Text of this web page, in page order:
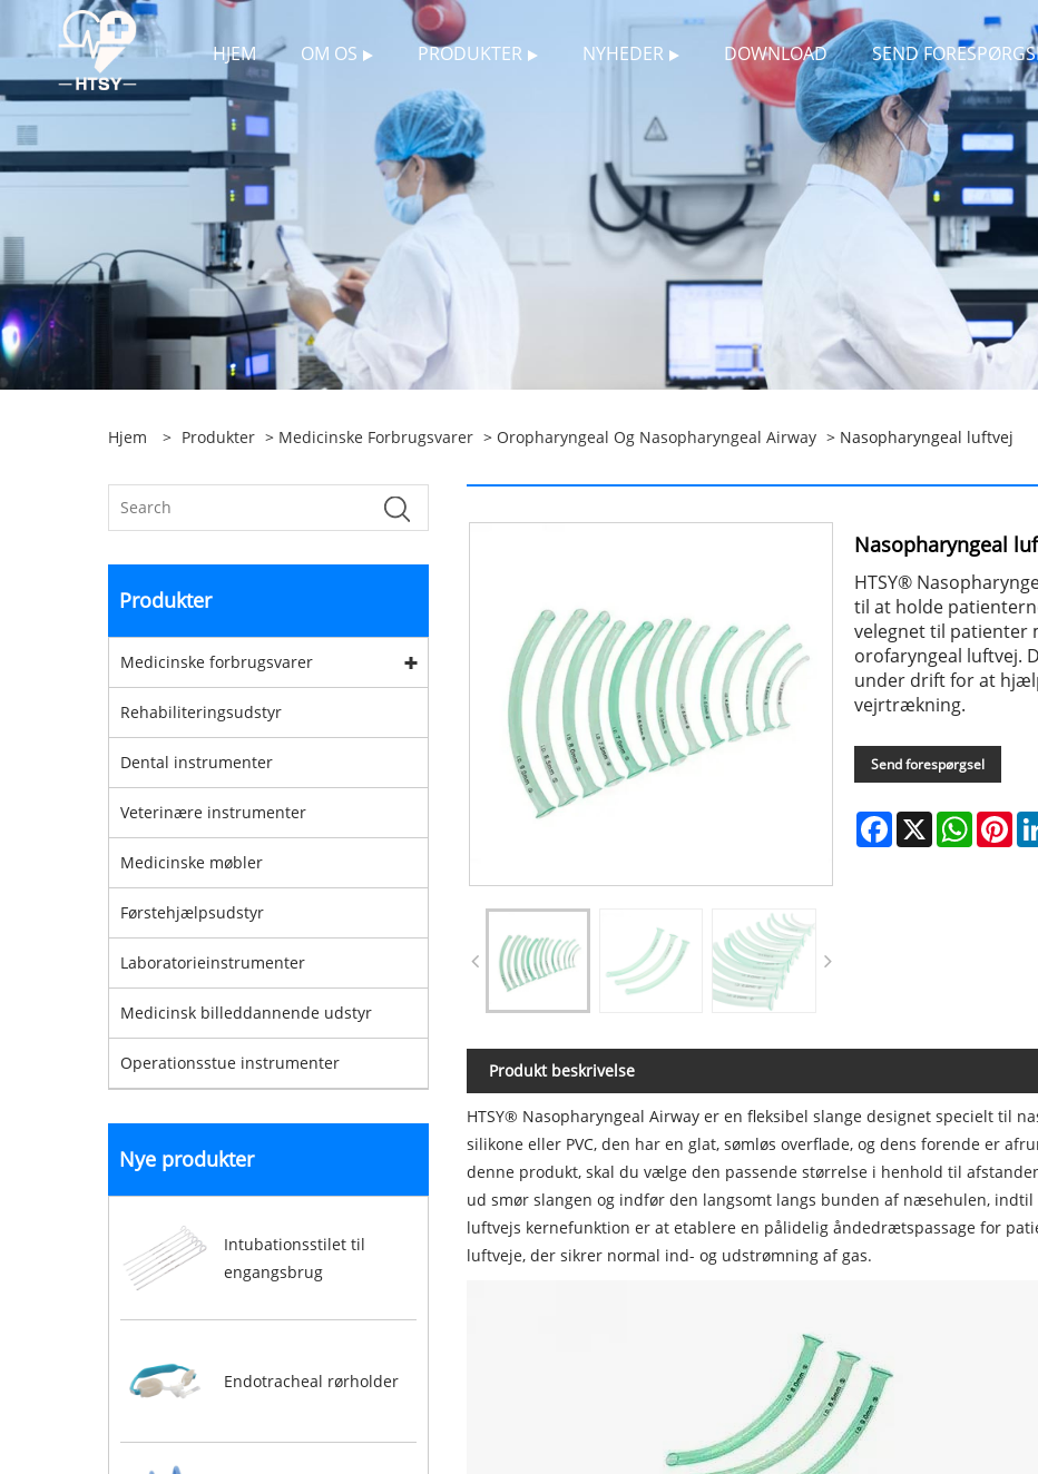
HJEM OM OS PRODUKTER NYHEDER DOWNLOAD SEND
Hjem > Produkter > Medicinske Forbrugsvarer > Oropharyngeal Og Nasopharyngeal Airway > Nasopharyngeal luftvej
Produkter
Medicinske forbrugsvarer
Rehabiliteringsudstyr
Dental instrumenter
Veterinære instrumenter
Medicinske møbler
Førstehjælpsudstyr
Laboratorieinstrumenter
Medicinsk billeddannende udstyr
Operationsstue instrumenter
Nye produkter
Intubationsstilet til
engangsbrug
Endotracheal rørholder
Nasopharyngeal
HTSY®
til at holde
velegnet til patienter
orofaryngeal luftvej.
under drift for at
vejrtrækning.
Send forespørgsel
Facebook
X
Produkt beskrivelse
HTSY® Nasopharyngeal Airway er en fleksibel slange designet specielt til
silikone eller PVC, den har en glat, sømløs overflade, og dens forende er
denne produkt, skal du vælge den passende størrelse i henhold til
ud smør slangen og indfør den langsomt langs bunden af næsehulen,
luftvejs kernefunktion er at etablere en pålidelig åndedrætspassage for
luftveje, der sikrer normal ind- og udstrømning af gas.